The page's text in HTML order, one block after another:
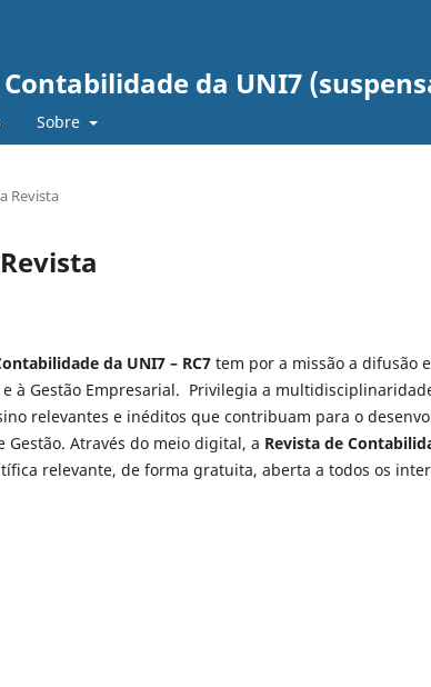
da UNI7
Sobre
Revista
da UNI7 – RC7 tem por a missão a difusão
à Gestão Empresarial. Privilegia a
relevantes e inéditos que contribuam para o
Gestão. Através do meio digital, a Revista de
relevante, de forma gratuita, aberta a todos os